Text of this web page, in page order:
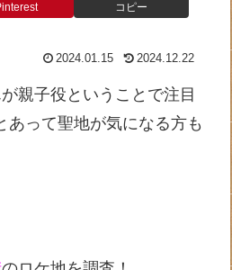
コピー
2024.01.15 2024.12.22
親子役ということで注目
って聖地が気になる方も